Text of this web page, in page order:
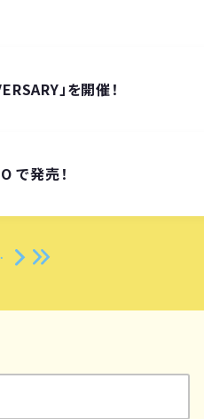
」を開催！
で発売！